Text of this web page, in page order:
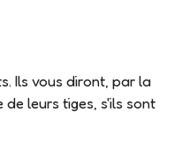
Ils vous diront, par la
leurs tiges, s'ils sont